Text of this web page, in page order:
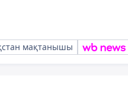
мақтанышы